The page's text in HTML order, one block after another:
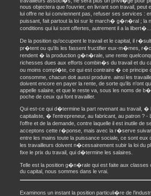
nous objectera que l'ouvrier, en livrant son travail, peut
lui offre ne lui conviennent pas, refuser ses services :
puissant, fait partout la loi sur le march� g�n�ral ;
conditions qui lui sont offertes, autrement il a la
De la position qu'occupent le travail et le capital, il
pr�tent ou qu'ils les fassent fructifier eux-m�mes,
rendent � la production g�n�rale, une rente
richesses dues aux efforts combin�s du travail et du
ou moins compl�te, ce qui est contraire � ce principe
consomme, chacun doit aussi produire. ainsi les
doivent encore en payer la rente, de sorte qu'ils n'ont
appelle salaire, et que le reste va, sous les noms de
poche de ceux qui font travailler.
Qui est-ce qui d�termine la part revenant au travail,
capitaliste, � l'entrepreneur, au fabricant, au patron ?
l'offre et de la demande, contre laquelle il est inutile de
acceptons cette r�ponse, mais avec la r�serve
entre les mains toute la puissance sociale, ce sont
les travailleurs doivent n�cessairement subir la loi du
fixe le prix du travail, qui d�termine les salaires.
Telle est la position g�n�rale qui est faite aux
du capital, nous sommes dans le vrai.
Examinons un instant la position particuli�re de